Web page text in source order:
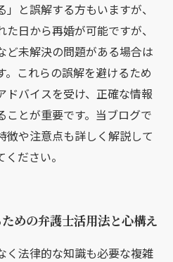
」と誤解する方もいますが、
日から再婚が可能ですが、
ど未解決の問題がある場合は
これらの誤解を避けるため
ドバイスを受け、正確な情報
ことが重要です。当ブログで
徴や注意点も詳しく解説して
ださい。
めの弁護士活用法と心構え
く法律的な知識も必要な複雑